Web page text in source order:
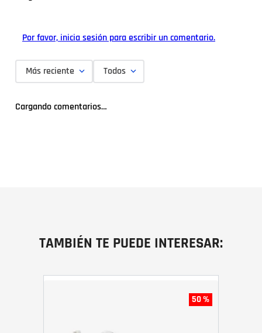
Por favor, inicia sesión para escribir un comentario.
Más reciente Todos
Cargando comentarios…
TAMBIÉN TE PUEDE INTERESAR:
50 %